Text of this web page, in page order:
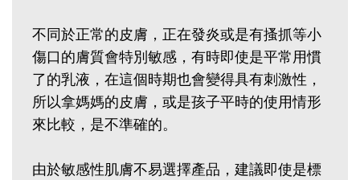
不同於正常的皮膚，正在發炎或是有搔抓等小
傷口的膚質會特別敏感，有時即使是平常用慣
了的乳液，在這個時期也會變得具有刺激性，
所以拿媽媽的皮膚，或是孩子平時的使用情形
來比較，是不準確的。
由於敏感性肌膚不易選擇產品，建議即使是標